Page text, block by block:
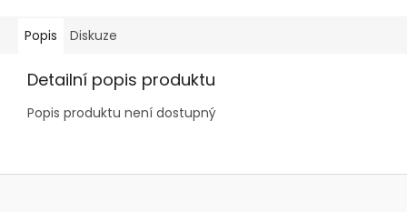
Popis Diskuze
Detailní popis produktu
Popis produktu není dostupný
Z